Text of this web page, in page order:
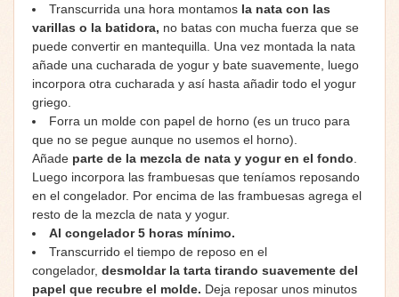
Transcurrida una hora montamos la nata con las
varillas o la batidora, no batas con mucha fuerza que se
puede convertir en mantequilla. Una vez montada la nata
añade una cucharada de yogur y bate suavemente, luego
incorpora otra cucharada y así hasta añadir todo el yogur
griego.
Forra un molde con papel de horno (es un truco para
que no se pegue aunque no usemos el horno).
Añade parte de la mezcla de nata y yogur en el fondo
Luego incorpora las frambuesas que teníamos reposando
en el congelador. Por encima de las frambuesas agrega el
resto de la mezcla de nata y yogur.
Al congelador 5 horas mínimo.
Transcurrido el tiempo de reposo en el
congelador, desmoldar la tarta tirando suavemente del
papel que recubre el molde. Deja reposar unos minutos